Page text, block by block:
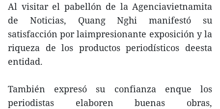
Al visitar el pabellón de la Agenciavietnamita
de Noticias, Quang Nghi manifestó su
satisfacción por laimpresionante exposición y la
riqueza de los productos periodísticos deesta
entidad.
También expresó su confianza enque los
periodistas elaboren buenas obras,